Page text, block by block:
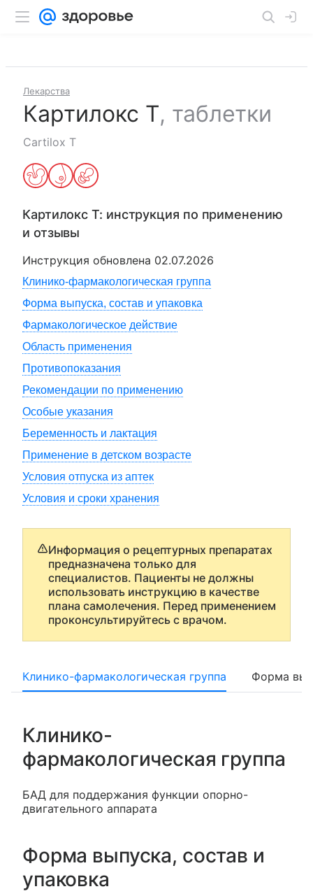
Лекарства
Картилокс T, таблетки
Cartilox T
Картилокс T: инструкция по применению
и отзывы
Инструкция обновлена 02.07.2026
Клинико-фармакологическая группа
Форма выпуска, состав и упаковка
Фармакологическое действие
Область применения
Противопоказания
Рекомендации по применению
Особые указания
Беременность и лактация
Применение в детском возрасте
Условия отпуска из аптек
Условия и сроки хранения
Информация о рецептурных препаратах
предназначена только для
специалистов. Пациенты не должны
использовать инструкцию в качестве
плана самолечения. Перед применением
проконсультируйтесь с врачом.
Клинико-фармакологическая группа Форма
Клинико-
фармакологическая группа
БАД для поддержания функции опорно-
двигательного аппарата
Форма выпуска, состав и
упаковка